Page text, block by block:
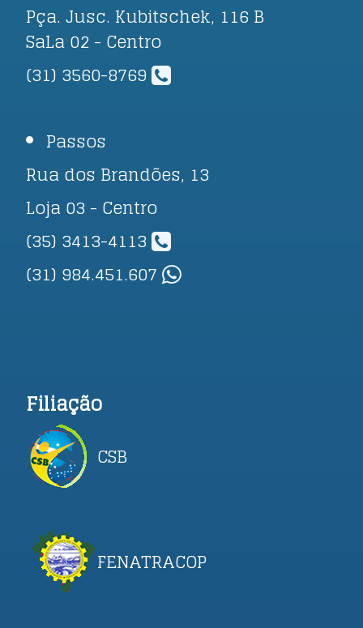
Pça. Jusc. Kubitschek, 116 B
SaLa 02 - Centro
(31) 3560-8769
Passos
Rua dos Brandões, 13
Loja 03 - Centro
(35) 3413-4113
(31) 984.451.607
Filiação
CSB
FENATRACOP